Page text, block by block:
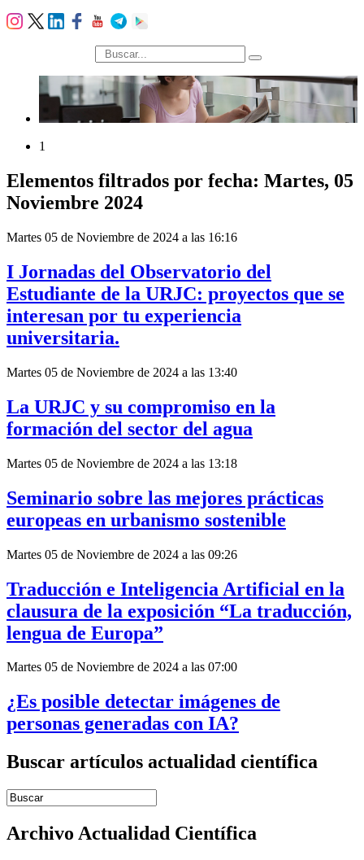
búsqueda
1
Elementos filtrados por fecha: Martes, 05
Noviembre 2024
Martes 05 de Noviembre de 2024 a las 16:16
I Jornadas del Observatorio del
Estudiante de la URJC: proyectos que se
interesan por tu experiencia
universitaria.
Martes 05 de Noviembre de 2024 a las 13:40
La URJC y su compromiso en la
formación del sector del agua
Martes 05 de Noviembre de 2024 a las 13:18
Seminario sobre las mejores prácticas
europeas en urbanismo sostenible
Martes 05 de Noviembre de 2024 a las 09:26
Traducción e Inteligencia Artificial en la
clausura de la exposición “La traducción,
lengua de Europa”
Martes 05 de Noviembre de 2024 a las 07:00
¿Es posible detectar imágenes de
personas generadas con IA?
Buscar artículos actualidad científica
Introduce términos de búsqueda
Archivo Actualidad Científica